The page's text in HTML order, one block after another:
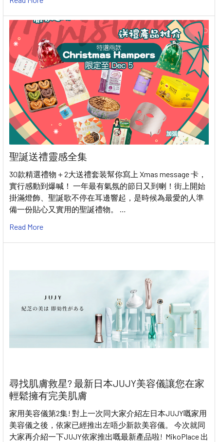
聖誕送禮靈感全集
30款精選禮物＋2大送禮套装幫你寫上 Xmas message 卡，
實行感動到爆喊！ 一年最有氣氛的節日又到喇！街上開始
掛滿燈飾、聖誕歌不停在耳邊響起，是時候為最愛的人準
備一份貼心又實用的聖誕禮物。 …
Read More
尋找肌膚救星? 最新日本JUJY美容儀讓您在家
輕鬆擁有完美肌膚
家用美容儀第2集! 對上一次同大家介紹左日本JUJY嘅家用
美容儀之後，依家已經推出左唔少新款美容儀。 今次就同
大家再介紹一下JUJY依家推出嘅最新產品啦! MikoPlace 出